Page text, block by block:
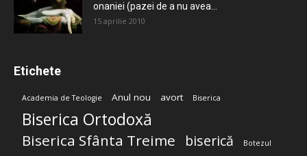
onaniei (pazei de a nu avea...
15 aprilie 2010
Etichete
Academia de Teologie Anul nou avort Biserica
Biserica Ortodoxă
Biserica Sfânta Treime biserică Botezul